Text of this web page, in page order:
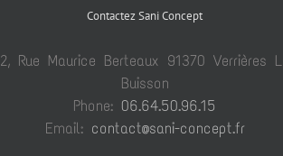
Contactez Sani Concept
2, Rue Maurice Berteaux 91370 Verrières
Buisson
Phone: 06.64.50.96.15
Email: contact@sani-concept.fr